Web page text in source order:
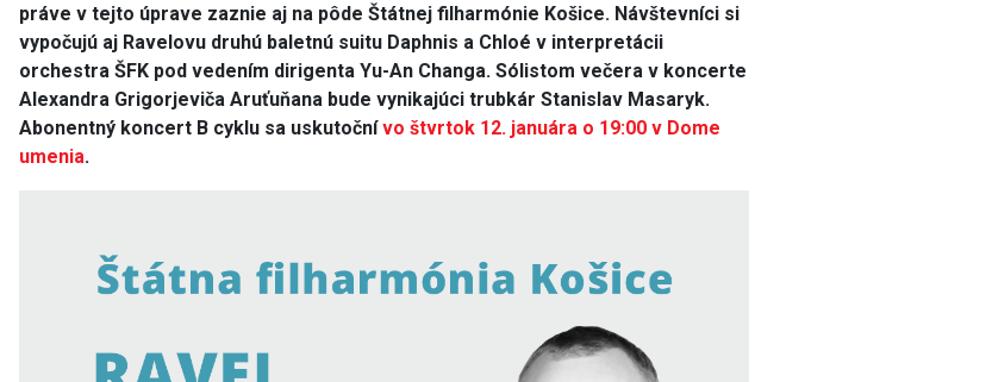
práve v tejto úprave zaznie aj na pôde Štátnej filharmónie Košice. Návštevníci si
vypočujú aj Ravelovu druhú baletnú suitu Daphnis a Chloé v interpretácii
orchestra ŠFK pod vedením dirigenta Yu-An Changa. Sólistom večera v koncerte
Alexandra Grigorjeviča Aruťuňana bude vynikajúci trubkár Stanislav Masaryk.
Abonentný koncert B cyklu sa uskutočnívo štvrtok 12. januára o 19:00 v Dome
umenia.